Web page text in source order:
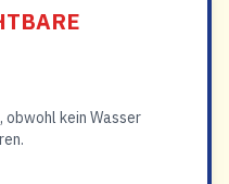
kein Wasser